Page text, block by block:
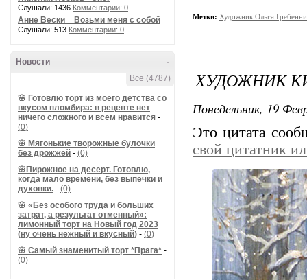
Слушали: 1436 Комментарии: 0
Анне Вески _ Возьми меня с собой
Слушали: 513 Комментарии: 0
-
Новости
Все (4787)
🌸 Готовлю торт из моего детства со
вкусом пломбира: в рецепте нет
ничего сложного и всем нравится -
(0)
🌸 Мягонькие творожные булочки
без дрожжей - (0)
🌸Пирожное на десерт. Готовлю,
когда мало времени, без выпечки и
духовки. - (0)
🌸 «Без особого труда и больших
затрат, а результат отменный»:
лимонный торт на Новый год 2023
(ну очень нежный и вкусный) - (0)
🌸 Самый знаменитый торт *Прага* -
(0)
Метки: Художник Ольга
ХУДОЖНИК
Понедельник, 19
Это цитата
свой цитатник